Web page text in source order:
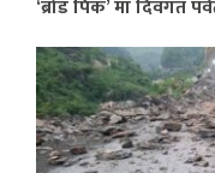
‘ब्रोड पिक’ मा दिवंगत